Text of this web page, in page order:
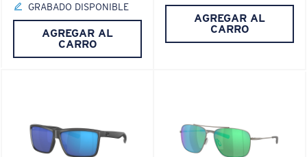
GRABADO DISPONIBLE
AGREGAR AL
CARRO
AGREGAR AL
CARRO